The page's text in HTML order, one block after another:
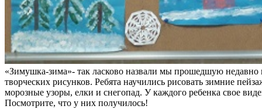
«Зимушка-зима»- так ласково назвали мы прошедшую недавно
творческих рисунков. Ребята научились рисовать зимние
морозные узоры, елки и снегопад. У каждого ребенка свое
Посмотрите, что у них получилось!